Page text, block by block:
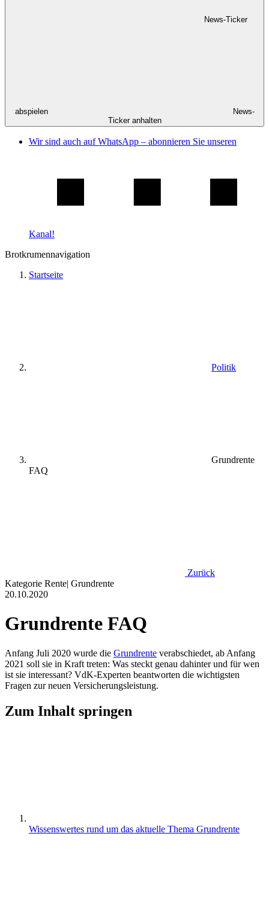
News-Ticker
abspielen
News-
Ticker anhalten
Wir sind auch auf WhatsApp – abonnieren Sie unseren
Kanal!
Brotkrumennavigation
Startseite
Politik
Grundrente
FAQ
Zurück
Kategorie Rente| Grundrente
20.10.2020
Grundrente FAQ
Anfang Juli 2020 wurde die Grundrente verabschiedet, ab Anfang
2021 soll sie in Kraft treten: Was steckt genau dahinter und für wen
ist sie interessant? VdK-Experten beantworten die wichtigsten
Fragen zur neuen Versicherungsleistung.
Zum Inhalt springen
Wissenswertes rund um das aktuelle Thema Grundrente